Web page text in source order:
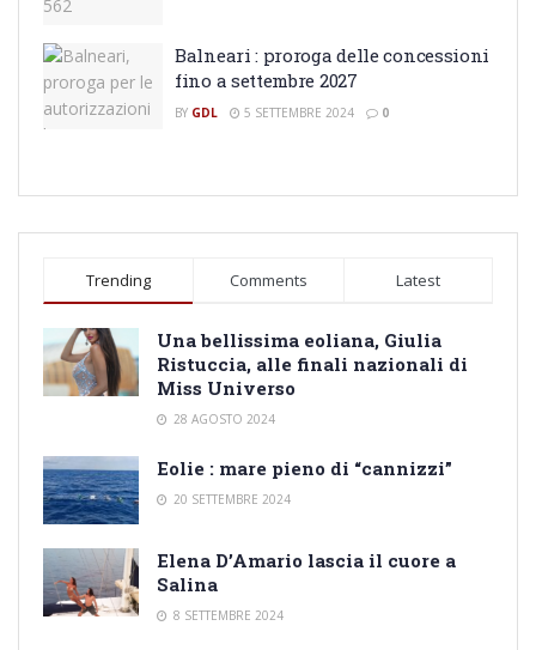
Balneari : proroga delle concessioni
fino a settembre 2027
BY GDL 5 SETTEMBRE 2024 0
Trending Comments Latest
Una bellissima eoliana, Giulia
Ristuccia, alle finali nazionali di
Miss Universo
28 AGOSTO 2024
Eolie : mare pieno di “cannizzi”
20 SETTEMBRE 2024
Elena D’Amario lascia il cuore a
Salina
8 SETTEMBRE 2024